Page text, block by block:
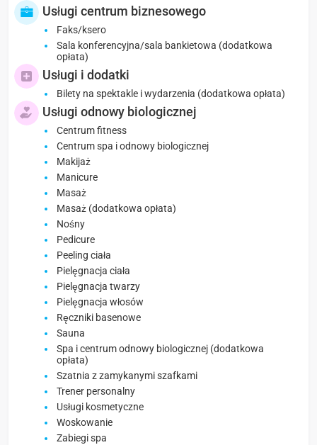
Usługi centrum biznesowego
Faks/ksero
Sala konferencyjna/sala bankietowa (dodatkowa
opłata)
Usługi i dodatki
Bilety na spektakle i wydarzenia (dodatkowa opłata)
Usługi odnowy biologicznej
Centrum fitness
Centrum spa i odnowy biologicznej
Makijaż
Manicure
Masaż
Masaż (dodatkowa opłata)
Nośny
Pedicure
Peeling ciała
Pielęgnacja ciała
Pielęgnacja twarzy
Pielęgnacja włosów
Ręczniki basenowe
Sauna
Spa i centrum odnowy biologicznej (dodatkowa
opłata)
Szatnia z zamykanymi szafkami
Trener personalny
Usługi kosmetyczne
Woskowanie
Zabiegi spa